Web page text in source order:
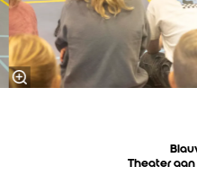
Theater